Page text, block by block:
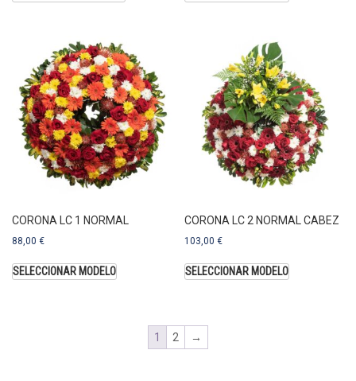
CORONA LC 1 NORMAL
88,00 €
SELECCIONAR MODELO
CORONA LC 2 NORMAL CABEZ
103,00€
SELECCIONAR MODELO
1 2 →